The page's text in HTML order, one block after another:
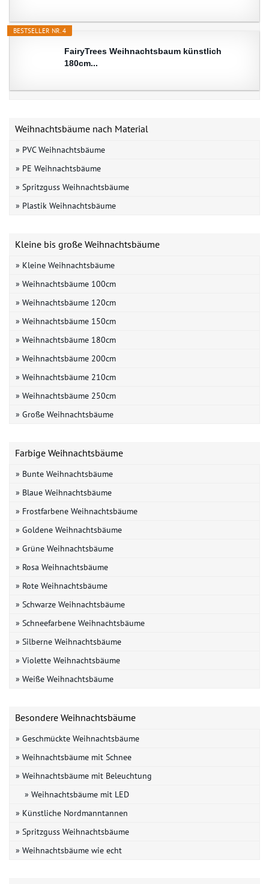
BESTSELLER NR. 4
FairyTrees Weihnachtsbaum künstlich
180cm...
Weihnachtsbäume nach Material
» PVC Weihnachtsbäume
» PE Weihnachtsbäume
» Spritzguss Weihnachtsbäume
» Plastik Weihnachtsbäume
Kleine bis große Weihnachtsbäume
» Kleine Weihnachtsbäume
» Weihnachtsbäume 100cm
» Weihnachtsbäume 120cm
» Weihnachtsbäume 150cm
» Weihnachtsbäume 180cm
» Weihnachtsbäume 200cm
» Weihnachtsbäume 210cm
» Weihnachtsbäume 250cm
» Große Weihnachtsbäume
Farbige Weihnachtsbäume
» Bunte Weihnachtsbäume
» Blaue Weihnachtsbäume
» Frostfarbene Weihnachtsbäume
» Goldene Weihnachtsbäume
» Grüne Weihnachtsbäume
» Rosa Weihnachtsbäume
» Rote Weihnachtsbäume
» Schwarze Weihnachtsbäume
» Schneefarbene Weihnachtsbäume
» Silberne Weihnachtsbäume
» Violette Weihnachtsbäume
» Weiße Weihnachtsbäume
Besondere Weihnachtsbäume
» Geschmückte Weihnachtsbäume
» Weihnachtsbäume mit Schnee
» Weihnachtsbäume mit Beleuchtung
» Weihnachtsbäume mit LED
» Künstliche Nordmanntannen
» Spritzguss Weihnachtsbäume
» Weihnachtsbäume wie echt